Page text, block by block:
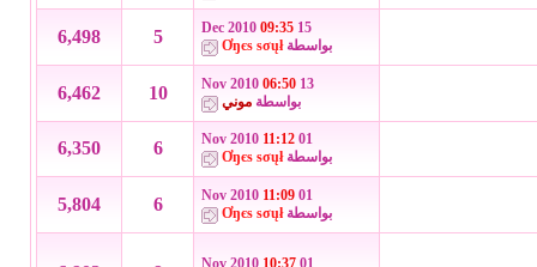
15 Dec 2010
09:35
بواسطةƠŋєѕ ѕσųł
5
6,498
13 Nov 2010
06:50
بواسطة موني 10
6,462
01 Nov 2010
11:12
بواسطةƠŋєѕ ѕσųł
6
6,350
01 Nov 2010
11:09
بواسطةƠŋєѕ ѕσųł
6
5,804